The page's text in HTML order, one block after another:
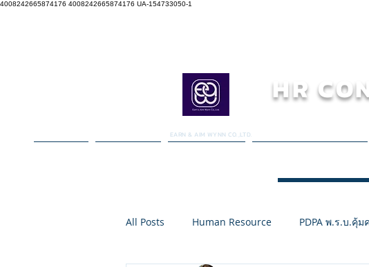
4008242665874176 4008242665874176 UA-154733050-1
EARN & AIM WYNN CO.,LTD.
HR
All Posts Human Resource PDPA พ.ร.บ.คุ้